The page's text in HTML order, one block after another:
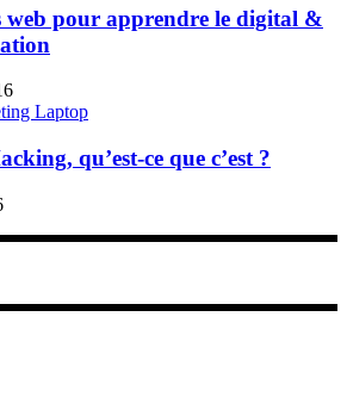
web pour apprendre le digital &
qu’est-ce que c’est ?